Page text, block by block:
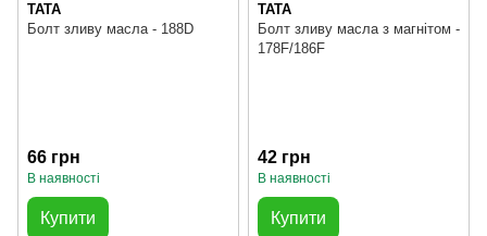
TATA
Болт зливу масла - 188D
66 грн
В наявності
Купити
TATA
Болт зливу масла з магнітом -
178F/186F
42 грн
В наявності
Купити